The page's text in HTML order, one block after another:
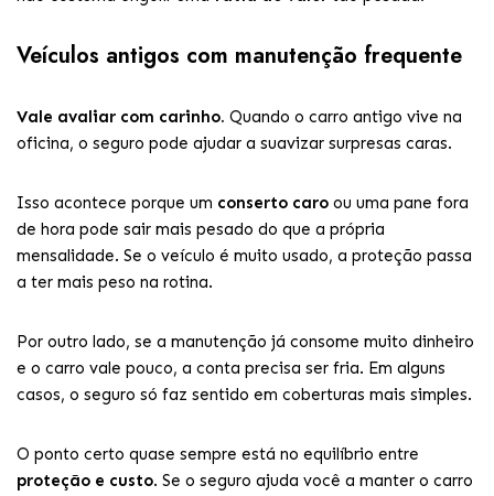
Veículos antigos com manutenção frequente
Vale avaliar com carinho. Quando o carro antigo vive na
oficina, o seguro pode ajudar a suavizar surpresas caras.
Isso acontece porque um conserto caro ou uma pane fora
de hora pode sair mais pesado do que a própria
mensalidade. Se o veículo é muito usado, a proteção passa
a ter mais peso na rotina.
Por outro lado, se a manutenção já consome muito dinheiro
e o carro vale pouco, a conta precisa ser fria. Em alguns
casos, o seguro só faz sentido em coberturas mais simples.
O ponto certo quase sempre está no equilíbrio entre
proteção e custo. Se o seguro ajuda você a manter o carro